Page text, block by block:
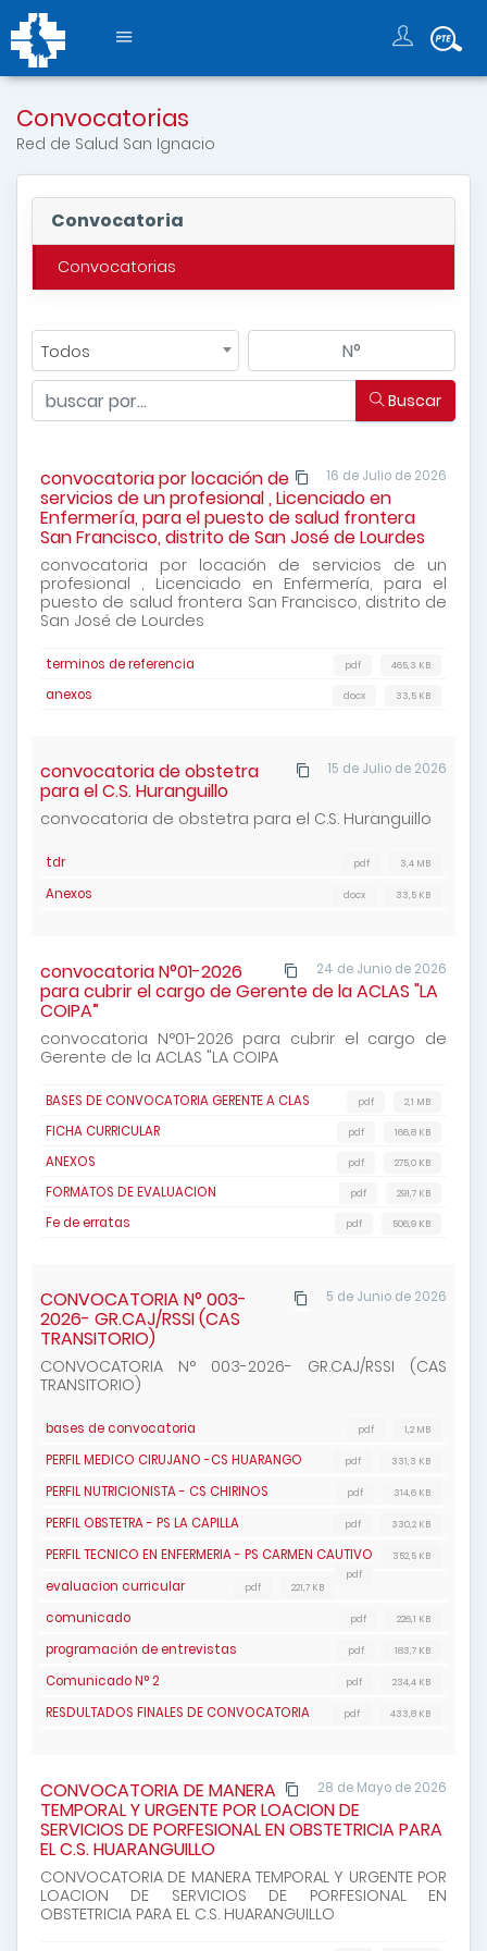
Convocatorias
Red de Salud San Ignacio
Convocatoria
Convocatorias
Todos
Buscar
16 de Julio de 2026
convocatoria por locación de
servicios de un profesional , Licenciado en
Enfermería, para el puesto de salud frontera
San Francisco, distrito de San José de Lourdes
convocatoria por locación de servicios de un
profesional , Licenciado en Enfermería, para el
puesto de salud frontera San Francisco, distrito de
San José de Lourdes
terminos de referencia 465,3 KB
pdf
anexos 33,5 KB
docx
15 de Julio de 2026
convocatoria de obstetra
para el C.S. Huranguillo
convocatoria de obstetra para el C.S. Huranguillo
tdr 3,4 MB
pdf
Anexos 33,5 KB
docx
24 de Junio de 2026
convocatoria N°01-2026
para cubrir el cargo de Gerente de la ACLAS "LA
COIPA”
convocatoria N°01-2026 para cubrir el cargo de
Gerente de la ACLAS "LA COIPA
BASES DE CONVOCATORIA GERENTE A CLAS 2,1 MB
pdf
FICHA CURRICULAR 166,8 KB
pdf
ANEXOS 275,0 KB
pdf
FORMATOS DE EVALUACION 291,7 KB
pdf
Fe de erratas 506,9 KB
pdf
5 de Junio de 2026
CONVOCATORIA N° 003-
2026- GR.CAJ/RSSI (CAS
TRANSITORIO)
CONVOCATORIA N° 003-2026- GR.CAJ/RSSI (CAS
TRANSITORIO)
bases de convocatoria 1,2 MB
pdf
PERFIL MEDICO CIRUJANO -CS HUARANGO 331,3 KB
pdf
PERFIL NUTRICIONISTA - CS CHIRINOS 314,6 KB
pdf
PERFIL OBSTETRA - PS LA CAPILLA 330,2 KB
pdf
PERFIL TECNICO EN ENFERMERIA - PS CARMEN CAUTIVO
352,5 KB
pdf
evaluacion curricular 221,7 KB
pdf
comunicado 226,1 KB
pdf
programación de entrevistas 183,7 KB
pdf
Comunicado N° 2 234,4 KB
pdf
RESDULTADOS FINALES DE CONVOCATORIA 433,8 KB
pdf
28 de Mayo de 2026
CONVOCATORIA DE MANERA
TEMPORAL Y URGENTE POR LOACION DE
SERVICIOS DE PORFESIONAL EN OBSTETRICIA PARA
EL C.S. HUARANGUILLO
CONVOCATORIA DE MANERA TEMPORAL Y URGENTE POR
LOACION DE SERVICIOS DE PORFESIONAL EN
OBSTETRICIA PARA EL C.S. HUARANGUILLO